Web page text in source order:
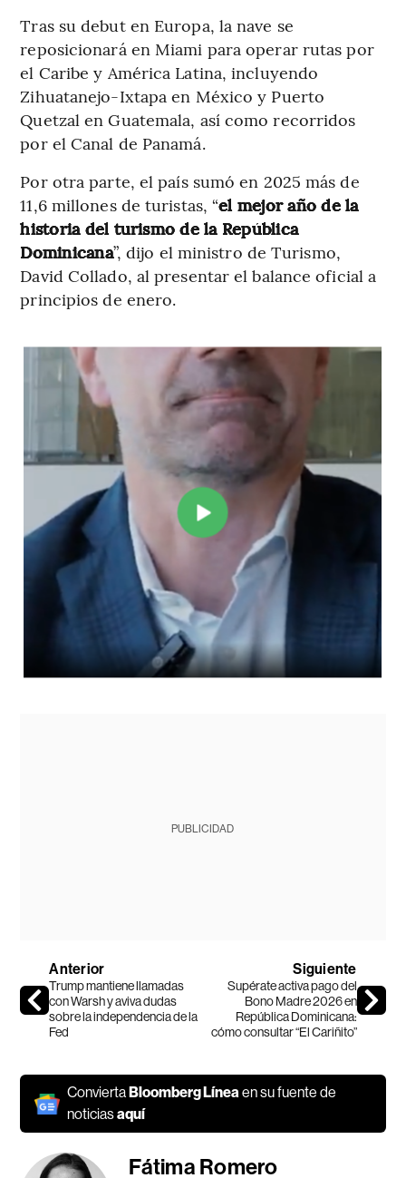
Tras su debut en Europa, la nave se
reposicionará en Miami para operar rutas por
el Caribe y América Latina, incluyendo
Zihuatanejo-Ixtapa en México y Puerto
Quetzal en Guatemala, así como recorridos
por el Canal de Panamá.
Por otra parte, el país sumó en 2025 más de
11,6 millones de turistas, “el mejor año de la
historia del turismo de la República
Dominicana”, dijo el ministro de Turismo,
David Collado, al presentar el balance oficial a
principios de enero.
PUBLICIDAD
Anterior
Trump mantiene llamadas
con Warsh y aviva dudas
sobre la independencia de la
Fed
Siguiente
Supérate activa pago del
Bono Madre 2026 en
República Dominicana:
cómo consultar “El Cariñito”
Convierta Bloomberg Líneaen su fuente de
noticiasaquí
Fátima Romero